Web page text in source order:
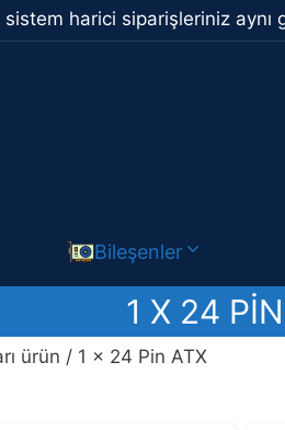
harici siparişleriniz aynı
Bileşenler
1 X 24
ürün / 1 x 24 Pin ATX